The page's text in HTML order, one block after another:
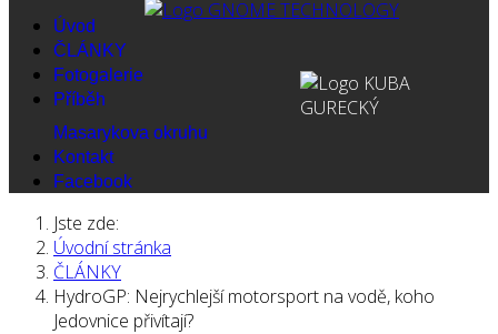
Úvod
ČLÁNKY
Fotogalerie
Příběh
Masarykova okruhu
Kontakt
Facebook
Jste zde:
Úvodní stránka
ČLÁNKY
HydroGP: Nejrychlejší motorsport na vodě, koho
Jedovnice přivítají?